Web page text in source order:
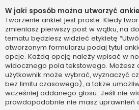
W jaki sposób można utworzyć
Tworzenie ankiet jest proste. Kiedy
zmieniasz pierwszy post w wątku, na
tematu będziesz widzieć etykietę
otworzonym formularzu podaj tytuł
opcje. Każdą opcję należy wpisać w
widocznego pola tekstowego. Możesz
użytkownik może wybrać, wyznaczyć
bez limitu czasowego), a także
wcześniej oddanego głosu. Jeśli nie
prawdopodobnie nie masz uprawnień